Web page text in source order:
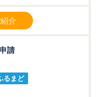
介
請
るまど